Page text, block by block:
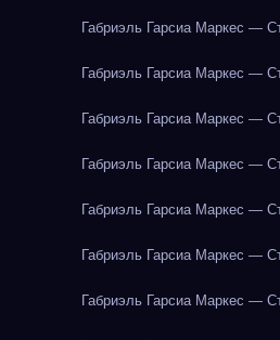
Габриэль Гарсиа Маркес —
Габриэль Гарсиа Маркес —
Габриэль Гарсиа Маркес —
Габриэль Гарсиа Маркес —
Габриэль Гарсиа Маркес —
Габриэль Гарсиа Маркес —
Габриэль Гарсиа Маркес —